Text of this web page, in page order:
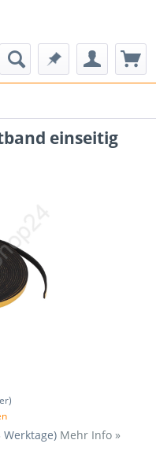
einseitig
Mehr Info »